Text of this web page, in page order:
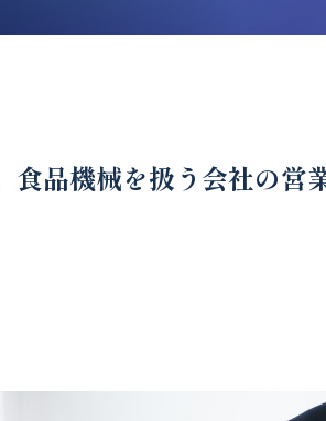
食品機械を扱う会社の営